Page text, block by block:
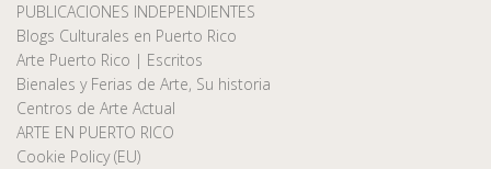
PUBLICACIONES INDEPENDIENTES
Blogs Culturales en Puerto Rico
Arte Puerto Rico | Escritos
Bienales y Ferias de Arte, Su historia
Centros de Arte Actual
ARTE EN PUERTO RICO
Cookie Policy (EU)